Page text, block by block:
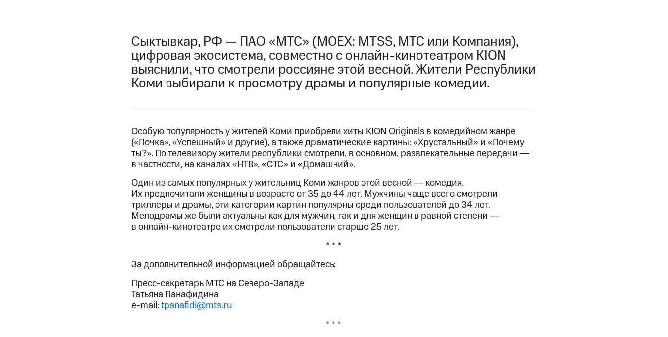
Сыктывкар, РФ — ПАО «МТС» (MOEX: MTSS, МТС или Компания),
цифровая экосистема, совместно с онлайн-кинотеатром KION
выяснили, что смотрели россияне этой весной. Жители Республики
Коми выбирали к просмотру драмы и популярные комедии.
Особую популярность у жителей Коми приобрели хиты KION Originals в комедийном жанре
(«Почка», «Успешный» и другие), а также драматические картины: «Хрустальный» и «Почему
ты?». По телевизору жители республики смотрели, в основном, развлекательные передачи ―
в частности, на каналах «НТВ», «СТС» и «Домашний».
Один из самых популярных у жительниц Коми жанров этой весной ― комедия.
Их предпочитали женщины в возрасте от 35 до 44 лет. Мужчины чаще всего смотрели
триллеры и драмы, эти категории картин популярны среди пользователей до 34 лет.
Мелодрамы же были актуальны как для мужчин, так и для женщин в равной степени ―
в онлайн-кинотеатре их смотрели пользователи старше 25 лет.
* * *
За дополнительной информацией обращайтесь:
Пресс-секретарь МТС на Северо-Западе
Татьяна Панафидина
e-mail:tpanafidi@mts.ru
* * *